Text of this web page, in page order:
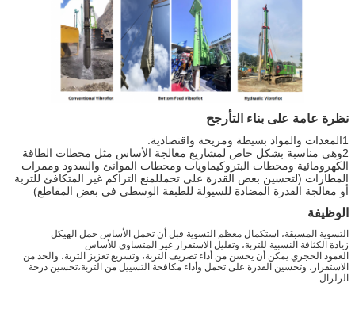
نظرة عامة على بناء التأرجح
1المعدات والمواد بسيطة ومريحة واقتصادية.
2وهي مناسبة بشكل خاص لمشاريع معالجة الأساس مثل محطات الطاقة
الكهرومائية ومحطات البتروكيماويات ومحطات الموانئ والسدود وممرات
المطارات (لتحسين بعض القدرة على تحمللمنع التراكم غير المتكافئ للتربة
أو معالجة القدرة المضادة للسيولة للطبقة الوسطى في بعض المقاطع)
الوظيفة
التسوية المسبقة، استكمال معظم التسوية قبل أن تحمل الأساس حمل الهيكل
زيادة الكثافة النسبية للتربة، وتقليل الاستقرار غير المتساوي للأساس
العمود الحجري يمكن أن يحسن من أداء تصريف التربة، وتسريع تعزيز التربة، والحد من
الاستقرار، وتحسين القدرة على تحمل وأداء مكافحة التسييل من التربة،تحسين درجة
الزلزال.